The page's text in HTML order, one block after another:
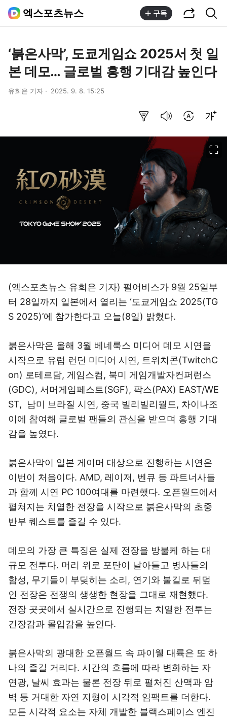
엑스포츠뉴스 구독
‘붉은사막’, 도쿄게임쇼 2025서 첫 일
본 데모… 글로벌 흥행 기대감 높인다
유희은 기자 2025. 9. 8. 15:25
(엑스포츠뉴스 유희은 기자) 펄어비스가 9월 25일부
터 28일까지 일본에서 열리는 ‘도쿄게임쇼 2025(TG
S 2025)’에 참가한다고 오늘(8일) 밝혔다.
붉은사막은 올해 3월 베네룩스 미디어 데모 시연을
시작으로 유럽 런던 미디어 시연, 트위치콘(TwitchC
on) 로테르담, 게임스컴, 북미 게임개발자컨퍼런스
(GDC), 서머게임페스트(SGF), 팍스(PAX) EAST/WE
ST, 남미 브라질 시연, 중국 빌리빌리월드, 차이나조
이에 참여해 글로벌 팬들의 관심을 받으며 흥행 기대
감을 높였다.
붉은사막이 일본 게이머 대상으로 진행하는 시연은
이번이 처음이다. AMD, 레이저, 벤큐 등 파트너사들
과 함께 시연 PC 100여대를 마련했다. 오픈월드에서
펼쳐지는 치열한 전장을 시작으로 붉은사막의 초중
반부 퀘스트를 즐길 수 있다.
데모의 가장 큰 특징은 실제 전장을 방불케 하는 대
규모 전투다. 머리 위로 포탄이 날아들고 병사들의
함성, 무기들이 부딪히는 소리, 연기와 불길로 뒤덮
인 전장은 전쟁의 생생한 현장을 그대로 재현했다.
전장 곳곳에서 실시간으로 진행되는 치열한 전투는
긴장감과 몰입감을 높인다.
붉은사막의 광대한 오픈월드 속 파이웰 대륙은 또 하
나의 즐길 거리다. 시간의 흐름에 따라 변화하는 자
연광, 날씨 효과는 물론 전장 뒤로 펼처진 산맥과 암
벽 등 거대한 자연 지형이 시각적 임팩트를 더한다.
모든 시각적 요소는 자체 개발한 블랙스페이스 엔진